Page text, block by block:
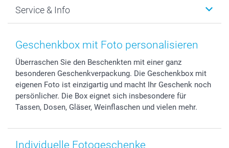
Fotoabzüge, Fotos als Buch & Poster
Zubehör & Material
Sticker & Etiketten
Geschenk-Gutscheine (PDF)
Datenschutz
AGB
Presse
Partnerprogramme
Investor Relations
B2B smartbusiness
Neujahr
Muttertag
Kommunion & Konfirmation
Hochzeit
Geburtstag
Geburt
Service & Info
Anmelden /Registrieren
Lieferfristen
72h Lieferung
Zahlungsmöglichkeiten
Sitemap
Geschenkbox mit Foto personalisieren
Überraschen Sie den Beschenkten mit einer ganz
besonderen Geschenkverpackung. Die Geschenkbox mit
eigenen Foto ist einzigartig und macht Ihr Geschenk noch
persönlicher. Die Box eignet sich insbesondere für
Tassen, Dosen, Gläser, Weinflaschen und vielen mehr.
Individuelle Fotogeschenke